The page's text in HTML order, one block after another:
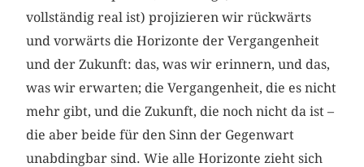
vollständig real ist) projizieren wir rückwärts
und vorwärts die Horizonte der Vergangenheit
und der Zukunft: das, was wir erinnern, und das,
was wir erwarten; die Vergangenheit, die es nicht
mehr gibt, und die Zukunft, die noch nicht da ist –
die aber beide für den Sinn der Gegenwart
unabdingbar sind. Wie alle Horizonte zieht sich